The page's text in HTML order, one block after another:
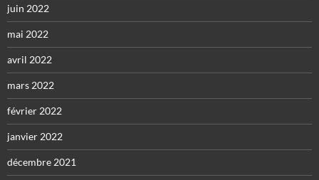
juin 2022
mai 2022
avril 2022
mars 2022
février 2022
janvier 2022
décembre 2021